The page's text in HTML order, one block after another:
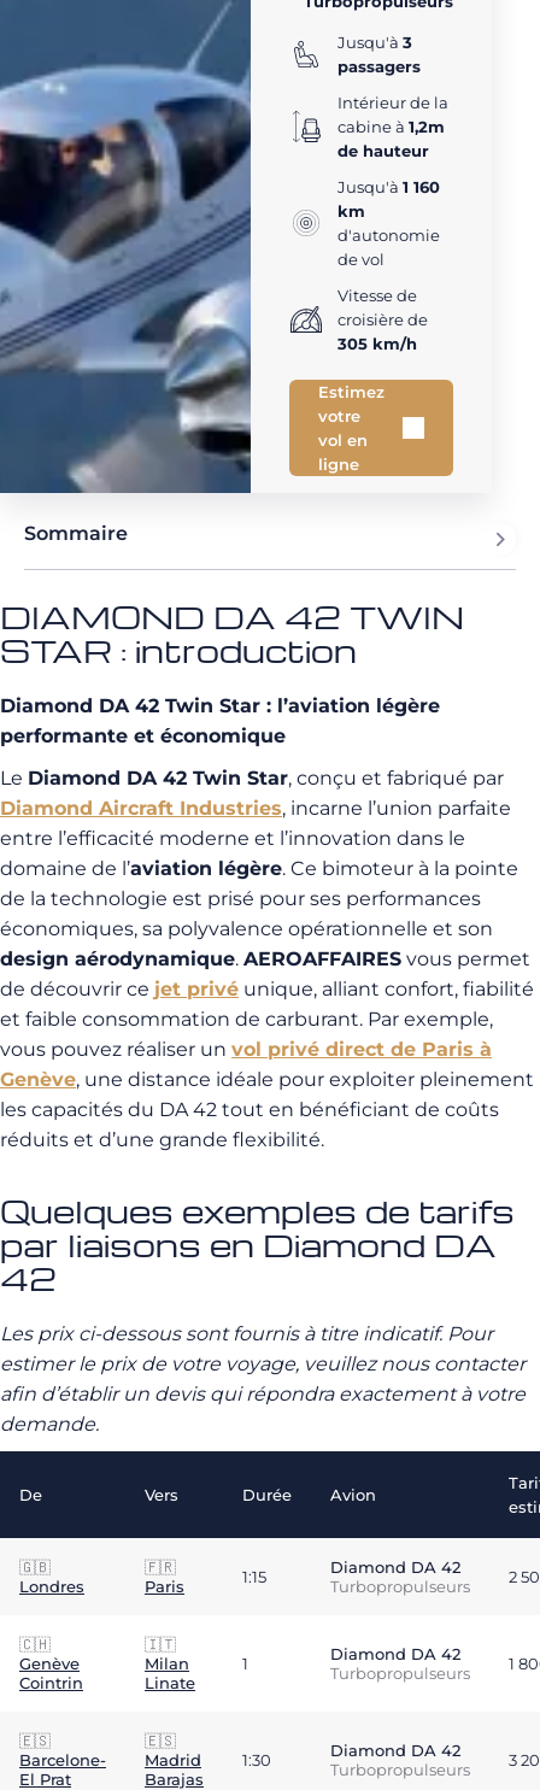
Jusqu'à 3
passagers
Intérieur de la
cabine à 1,2m
de hauteur
Jusqu'à 1 160
km
d'autonomie
de vol
Vitesse de
croisière de
305 km/h
Estimez
votre
vol en
ligne
Sommaire
DIAMOND DA 42 TWIN
STAR : introduction
Diamond DA 42 Twin Star : l’aviation légère
performante et économique
Le Diamond DA 42 Twin Star, conçu et fabriqué par
Diamond Aircraft Industries, incarne l’union parfaite
entre l’efficacité moderne et l’innovation dans le
domaine de l’aviation légère. Ce bimoteur à la pointe
de la technologie est prisé pour ses performances
économiques, sa polyvalence opérationnelle et son
design aérodynamique. AEROAFFAIRES vous permet
de découvrir ce jet privé unique, alliant confort, fiabilité
et faible consommation de carburant. Par exemple,
vous pouvez réaliser un vol privé direct de Paris à
Genève, une distance idéale pour exploiter pleinement
les capacités du DA 42 tout en bénéficiant de coûts
réduits et d’une grande flexibilité.
Quelques exemples de tarifs
par liaisons en Diamond DA
42
Les prix ci-dessous sont fournis à titre indicatif. Pour
estimer le prix de votre voyage, veuillez nous contacter
afin d’établir un devis qui répondra exactement à votre
demande.
De Vers Durée Avion
🇬🇧
Londres
🇫🇷
Paris
1:15
Diamond DA 42
Turbopropulseurs
2
🇨🇭
Genève
Cointrin
🇮🇹
Milan
Linate
1
Diamond DA 42
Turbopropulseurs
1
🇪🇸
Barcelone-
El Prat
🇪🇸
Madrid
Barajas
1:30
Diamond DA 42
Turbopropulseurs
3